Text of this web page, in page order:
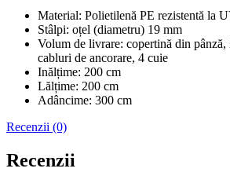
Material: Polietilenă PE rezistentă la
Stâlpi: oțel (diametru) 19 mm
Volum de livrare: copertină din
cabluri de ancorare, 4 cuie
Inălțime: 200 cm
Lălțime: 200 cm
Adâncime: 300 cm
Recenzii (0)
Recenzii